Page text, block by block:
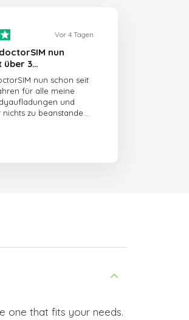
Vor 4 Tagen
nun
über 3…
nun schon seit
für alle meine
und
zu beanstanden!!
one that fits your needs.